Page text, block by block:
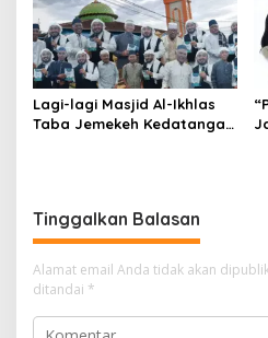
Lagi-lagi Masjid Al-Ikhlas
Taba Jemekeh Kedatangan
M.A.”
Tinggalkan Balasan
Alamat email Anda tidak akan
ditandai *